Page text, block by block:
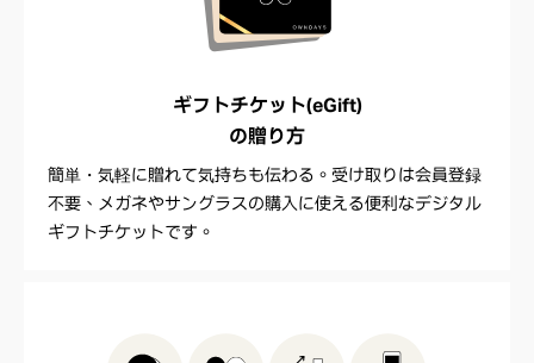
ギフトチケット(eGift)
の贈り方
簡単・気軽に贈れて気持ちも伝わる。受け取りは会員登録
不要、メガネやサングラスの購入に使える便利なデジタル
ギフトチケットです。